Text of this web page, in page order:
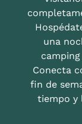
una
Conecta
fin de
tiempo y